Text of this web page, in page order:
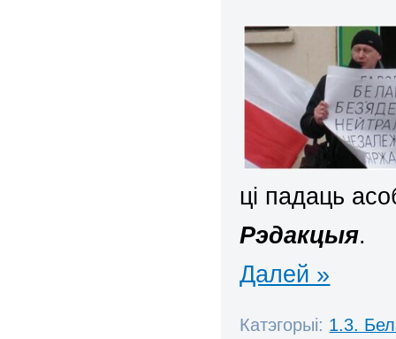
ці падаць
Рэдакцыя.
Далей »
Катэгорыі: 1.3.